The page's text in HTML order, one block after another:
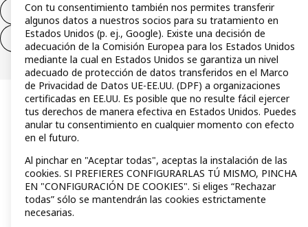
Desistimiento del contrato
Desistimiento de solo servicios
Con tu consentimiento también nos permites transferir
algunos datos a nuestros socios para su tratamiento en
Estados Unidos (p. ej., Google). Existe una decisión de
adecuación de la Comisión Europea para los Estados Unidos
mediante la cual en Estados Unidos se garantiza un nivel
adecuado de protección de datos transferidos en el Marco
de Privacidad de Datos UE-EE.UU. (DPF) a organizaciones
certificadas en EE.UU. Es posible que no resulte fácil ejercer
tus derechos de manera efectiva en Estados Unidos. Puedes
anular tu consentimiento en cualquier momento con efecto
en el futuro.
Al pinchar en "Aceptar todas", aceptas la instalación de las
cookies. SI PREFIERES CONFIGURARLAS TÚ MISMO, PINCHA
EN "CONFIGURACIÓN DE COOKIES". Si eliges “Rechazar
todas” sólo se mantendrán las cookies estrictamente
necesarias.